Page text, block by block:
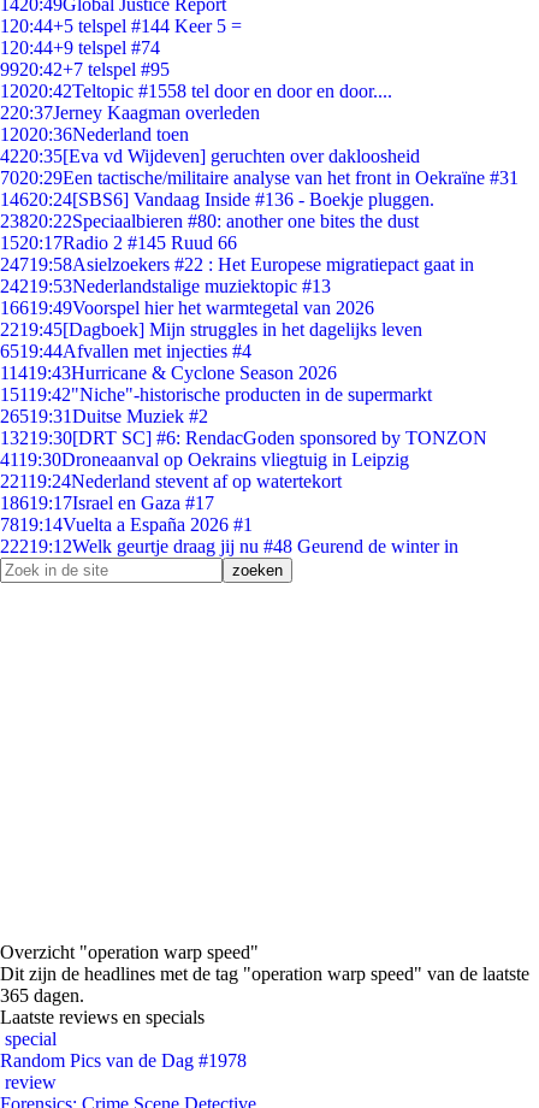
1420:49Global Justice Report
1 20:44+5 telspel #144 Keer 5 =
1 20:44+9 telspel #74
9920:42+7 telspel #95
12020:42Teltopic #1558 tel door en door en door....
220:37Jerney Kaagman overleden
12020:36Nederland toen
4220:35[Eva vd Wijdeven] geruchten over dakloosheid
7020:29Een tactische/militaire analyse van het front in Oekraïne #31
14620:24[SBS6] Vandaag Inside #136 - Boekje pluggen.
23820:22Speciaalbieren #80: another one bites the dust
1520:17Radio 2 #145 Ruud 66
24719:58Asielzoekers #22 : Het Europese migratiepact gaat in
24219:53Nederlandstalige muziektopic #13
16619:49Voorspel hier het warmtegetal van 2026
2219:45[Dagboek] Mijn struggles in het dagelijks leven
6519:44Afvallen met injecties #4
11419:43Hurricane & Cyclone Season 2026
15119:42"Niche"-historische producten in de supermarkt
26519:31Duitse Muziek #2
13219:30[DRT SC] #6: RendacGoden sponsored by TONZON
4119:30Droneaanval op Oekrains vliegtuig in Leipzig
22119:24Nederland stevent af op watertekort
18619:17Israel en Gaza #17
7819:14Vuelta a España 2026 #1
22219:12Welk geurtje draag jij nu #48 Geurend de winter in
Overzicht "operation warp speed"
Dit zijn de headlines met de tag "operation warp speed" van de laatste
365 dagen.
Laatste reviews en specials
special
Random Pics van de Dag #1978
review
Forensics: Crime Scene Detective